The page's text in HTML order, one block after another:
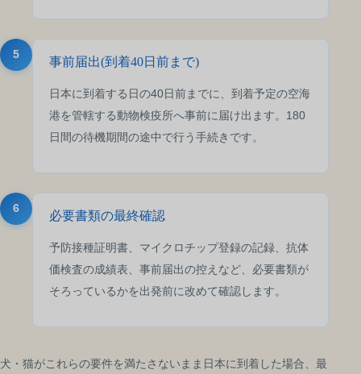
5
事前届出(到着40日前まで)
日本に到着する日の40日前までに、到着予定の空海
港を管轄する動物検疫所へ事前に届け出ます。180
日間の待機期間の途中で行う手続きです。
6
必要書類の最終確認
予防接種証明書、マイクロチップ登録の記録、抗体
価検査の成績表、事前届出の控えなど、必要書類が
そろっているかを出発前に改めて確認します。
犬・猫がこれらの要件を満たさないまま日本に到着した場合、最